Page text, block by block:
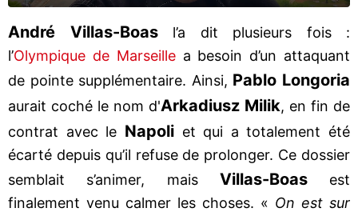
André Villas-Boasl’a dit plusieurs fois :
l’Olympique de Marseillea besoin d’un attaquant
de pointe supplémentaire. Ainsi, Pablo Longoria
aurait coché le nom d'Arkadiusz Milik, en fin de
contrat avec le Napoliet qui a totalement été
écarté depuis qu’il refuse de prolonger. Ce dossier
semblait s’animer, mais Villas-Boasest
finalement venu calmer les choses. « On est sur